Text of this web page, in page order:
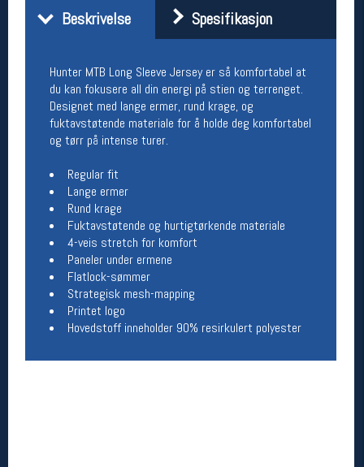
Beskrivelse Spesifikasjon
Hunter MTB Long Sleeve Jersey er så komfortabel at
du kan fokusere all din energi på stien og terrenget.
Designet med lange ermer, rund krage, og
fuktavstøtende materiale for å holde deg komfortabel
og tørr på intense turer.
Regular fit
Lange ermer
Rund krage
Fuktavstøtende og hurtigtørkende materiale
4-veis stretch for komfort
Paneler under ermene
Flatlock-sømmer
Strategisk mesh-mapping
Printet logo
Hovedstoff inneholder 90% resirkulert polyester
Åpningstider butikk
Man-Fredag:
11-18
Lørdag:
11-16
Magasinet
Medlemstilbud og aktiviteter
MELD DEG INN GRATIS
Åpningstider verkstedet
Man-Fredag:
Lørdag:
Om verkstedet
For å bestille time må du logge inn i